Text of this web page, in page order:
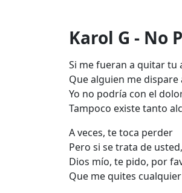
Karol G - No
Si me fueran a quitar tu
Que alguien me
Yo no podría con el
Tampoco existe tanto
A veces, te toca perder
Pero si se trata de
Dios mío, te pido, por
Que me quites